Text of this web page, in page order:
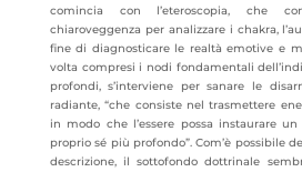
comincia con l’eteroscopia, che
chiaroveggenza per analizzare i chakra,
fine di diagnosticare le realtà emotive e
volta compresi i nodi fondamentali
profondi, s’interviene per sanare le
radiante, “che consiste nel trasmettere
in modo che l’essere possa instaurare
proprio sé più profondo”. Com’è possibile
descrizione, il sottofondo dottrinale